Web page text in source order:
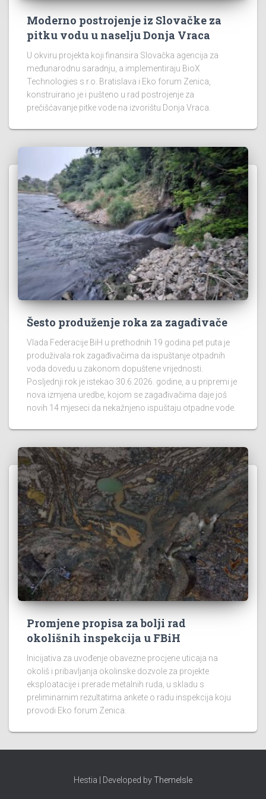
Moderno postrojenje iz Slovačke za
pitku vodu u naselju Donja Vraca
U okviru projekta koji finansira Slovačka agencija za
međunarodnu saradnju, a implementiraju BioX
Technologies s.r.o. Bratislava i Eko forum Zenica,
konstruirano je i pušteno u rad postrojenje za
prečišćavanje pitke vode na izvorištu Donja Vraca.
Šesto produženje roka za zagađivače
Vlada Federacije BiH u prethodnih 19 godina pet puta je
produživala rok zagađivačima da ispuštanje otpadnih
voda dovedu u zakonom dopuštene vrijednosti.
Posljednji rok je istekao 30.6.2026. godine, a u pripremi je
nova izmjena uredbe, kojom se zagađivačima daje još
novih 14 mjeseci da nekažnjeno ispuštaju otpadne vode.
Promjene propisa za bolji rad
okolišnih inspekcija u FBiH
Inicijativa za uvođenje obavezne procjene uticaja na
okoliš i pribavljanja okolinske dozvole za projekte
eksploatacije i prerade metalnih ruda, u skladu s
preliminarnim rezultatima ankete o radu inspekcija koju
provodi Eko forum Zenica.
Hestia | Developed byThemeIsle